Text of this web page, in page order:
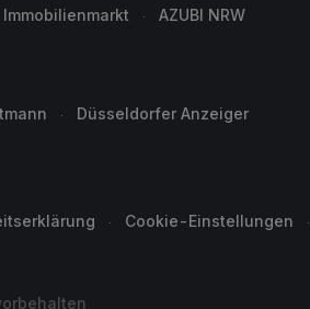
Immobilienmarkt AZUBI NRW
Düsseldorfer Anzeiger
Cookie-Einstellungen